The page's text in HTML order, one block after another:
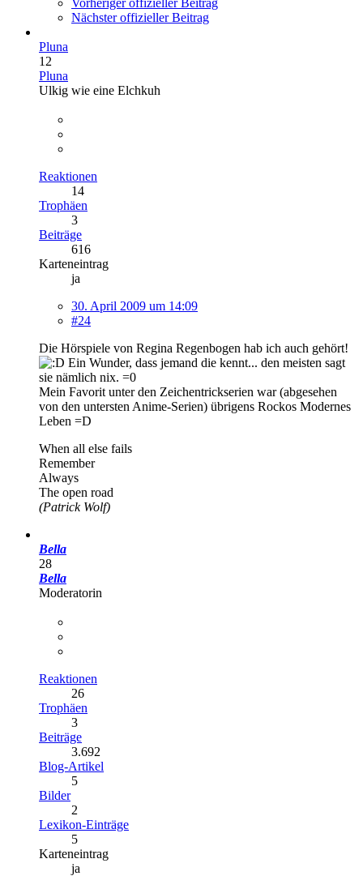
Nächster offizieller Beitrag
Pluna
12
Pluna
Ulkig wie eine Elchkuh
Reaktionen
14
Trophäen
3
Beiträge
616
Karteneintrag
ja
30. April 2009 um 14:09
#24
Die Hörspiele von Regina Regenbogen hab ich auch gehört!
Ein Wunder, dass jemand die kennt... den meisten sagt
sie nämlich nix. =0
Mein Favorit unter den Zeichentrickserien war (abgesehen
von den untersten Anime-Serien) übrigens Rockos Modernes
Leben =D
When all else fails
Remember
Always
The open road
(Patrick Wolf)
Bella
28
Bella
Moderatorin
Reaktionen
26
Trophäen
3
Beiträge
3.692
Blog-Artikel
5
Bilder
2
Lexikon-Einträge
5
Karteneintrag
ja